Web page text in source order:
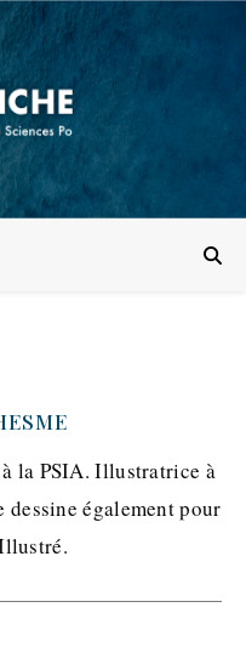
la PSIA. Illustratrice à
également pour